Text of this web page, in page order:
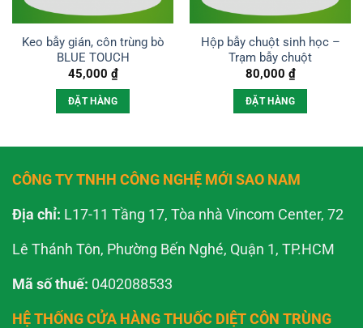
Keo bẫy gián, côn trùng bò
BLUE TOUCH
45,000 ₫
ĐẶT HÀNG
Hộp bẫy chuột sinh học –
Trạm bẫy chuột
80,000 ₫
ĐẶT HÀNG
CÔNG TY TNHH CÔNG NGHỆ MỚI SAO NAM
Địa chỉ: L17-11 Tầng 17, Tòa nhà Vincom Center, 72
Lê Thánh Tôn, Phường Bến Nghé, Quận 1, TP.HCM
Mã số thuế: 0402088533
HỆ THỐNG CỬA HÀNG THUỐC DIỆT CÔN TRÙNG